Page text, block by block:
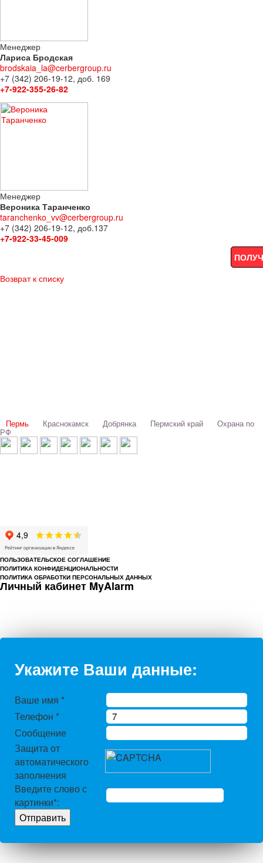
Менеджер
Лариса Бродская
brodskaia_la@cerbergroup.ru
+7 (342) 206-19-12, доб. 169
+7-922-355-26-82
Менеджер
Вероника Таранченко
taranchenko_vv@cerbergroup.ru
+7 (342) 206-19-12, доб.137
+7-922-33-45-009
Возврат к списку
Пермь Краснокамск Добрянка Пермский край Охрана по
РФ
ПОЛЬЗОВАТЕЛЬСКОЕ СОГЛАШЕНИЕ
ПОЛИТИКА КОНФИДЕНЦИОНАЛЬНОСТИ
ПОЛИТИКА ОБРАБОТКИ ПЕРСОНАЛЬНЫХ ДАННЫХ
Личный кабинет MyAlarm
Укажите Ваши данные:
Ваше имя *
Телефон *
Сообщение
Защита от
автоматического
заполнения
Введите слово с
картинки*: